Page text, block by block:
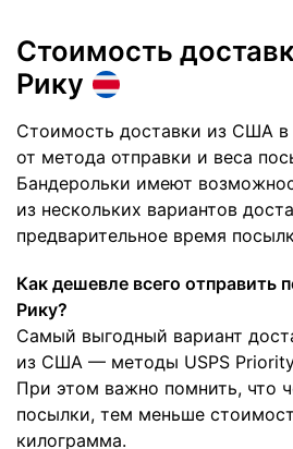
Стоимость
Рику
Стоимость доставки из США в
от метода отправки и веса
Бандерольки имеют
из нескольких вариантов
предварительное время
Как дешевле всего отправить
Рику?
Самый выгодный вариант
из США — методы USPS Priority
При этом важно помнить, что
посылки, тем меньше
килограмма.